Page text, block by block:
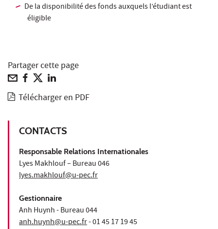
De la disponibilité des fonds auxquels l’étudiant est
éligible
Partager cette page
Télécharger en PDF
CONTACTS
Responsable Relations Internationales
Lyes Makhlouf – Bureau 046
lyes.makhlouf@u-pec.fr
Gestionnaire
Anh Huynh - Bureau 044
anh.huynh@u-pec.fr- 01 45 17 19 45